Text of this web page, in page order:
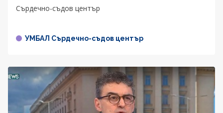
Сърдечно-съдов център
УМБАЛ Сърдечно-съдов център